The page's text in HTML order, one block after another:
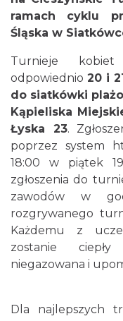
Cieszyn
0.93 km
Cieszyn
0.93 km
ramach cyklu
Śląska w
Turnieje
odpowiednio 20 i
do siatkówki
Kąpieliska
Łyska 23.
poprzez system
18:00 w piątek
zgłoszenia do
zawodów w
rozgrywanego
Każdemu z
zostanie
Dla najlepszych